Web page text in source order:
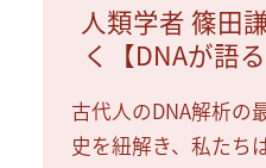
人類学者 篠田
く【DNAが語
古代人のDNA解析の
史を紐解き、私たち